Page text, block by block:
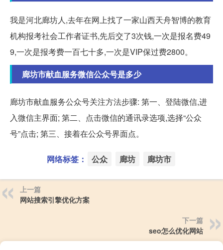
我是河北廊坊人,去年在网上找了一家山西天舟智博的教育
机构报考社会工作者证书,先后交了3次钱,一次是报名费49
9,一次是报考费一百七十多,一次是VIP保过费2800。
廊坊市献血服务微信公众号是多少
廊坊市献血服务公众号关注方法步骤: 第一、登陆微信,进
入微信主界面; 第二、点击微信的通讯录选项,选择“公众
号”点击; 第三、接着在公众号界面点。
网络标签： 公众 廊坊 廊坊市
上一篇
网站搜索引擎优化方案
下一篇
seo怎么优化网站